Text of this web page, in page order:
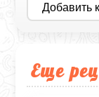
Добавить
Еще